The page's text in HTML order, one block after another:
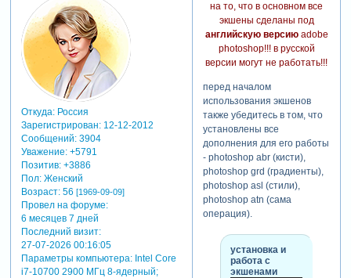
Откуда:Россия
Зарегистрирован: 12-12-2012
Сообщений:3904
Уважение: +5791
Позитив: +3886
Пол:Женский
Возраст:56 [1969-09-09]
Провел на форуме:
6 месяцев 7 дней
Последний визит:
27-07-2026 00:16:05
Параметры компьютера:Intel Core
i7-10700 2900 МГц 8-ядерный;
на то, что в основном все
экшены сделаны под
английскую версиюadobe
photoshop!!! в русской
версии могут не работать!!!
перед началом
использования экшенов
также убедитесь в том, что
установлены все
дополнения для его работы
- photoshop abr (кисти),
photoshop grd (градиенты),
photoshop asl (стили),
photoshop atn (сама
операция).
установка и
работа с
экшенами